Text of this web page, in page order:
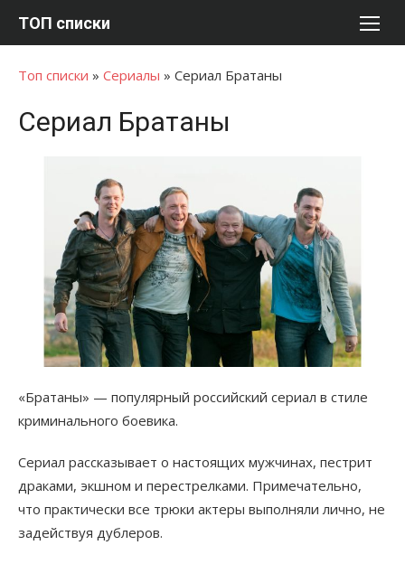
ТОП списки
Топ списки » Сериалы » Сериал Братаны
Сериал Братаны
«Братаны» — популярный российский сериал в стиле
криминального боевика.
Сериал рассказывает о настоящих мужчинах, пестрит
драками, экшном и перестрелками. Примечательно,
что практически все трюки актеры выполняли лично, не
задействуя дублеров.